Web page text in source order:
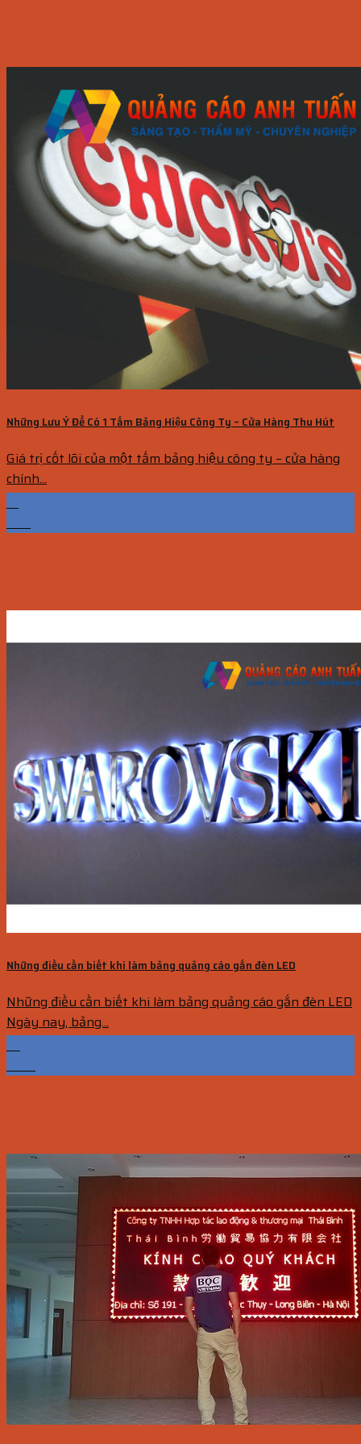
Những Lưu Ý Để Có 1 Tấm Bảng Hiệu Công Ty – Cửa Hàng Thu Hút
Giá trị cốt lõi của một tấm bảng hiệu công ty – cửa hàng
chính...
Những điều cần biết khi làm bảng quảng cáo gắn đèn LED
Những điều cần biết khi làm bảng quảng cáo gắn đèn LED
Ngày nay, bảng...
14
Th10